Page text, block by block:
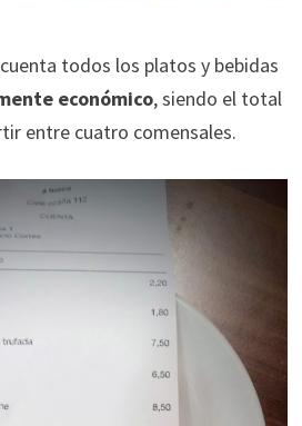
todos los platos y bebidas
económico, siendo el total
entre cuatro comensales.